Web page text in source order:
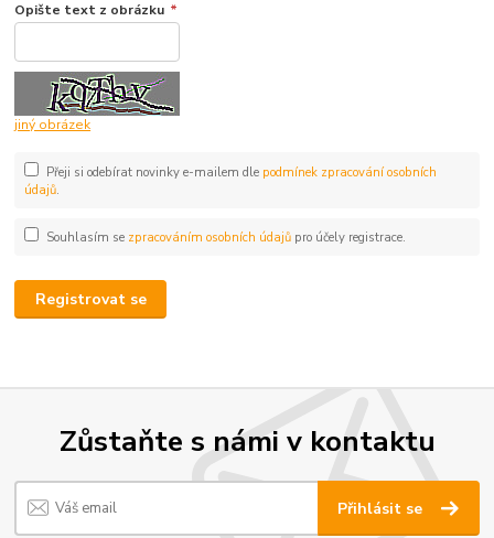
Opište text z obrázku *
jiný obrázek
Přeji si odebírat novinky e-mailem dle podmínek zpracování osobních
údajů.
Souhlasím se zpracováním osobních údajůpro účely registrace.
Registrovat se
Zůstaňte s námi v kontaktu
Přihlásit se